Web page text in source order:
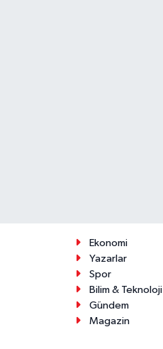
Ekonomi
Yazarlar
Spor
Bilim & Teknoloji
Gündem
Magazin